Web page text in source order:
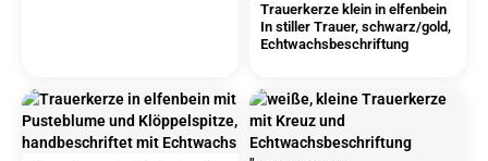
Trauerkerze klein in elfenbein
In stiller Trauer, schwarz/gold,
Echtwachsbeschriftung